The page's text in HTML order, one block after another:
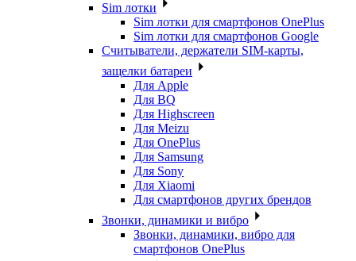
Sim лотки
Sim лотки для смартфонов OnePlus
Sim лотки для смартфонов Google
Считыватели, держатели SIM-карты,
защелки батареи
Для Apple
Для BQ
Для Highscreen
Для Meizu
Для OnePlus
Для Samsung
Для Sony
Для Xiaomi
Для смартфонов других брендов
Звонки, динамики и вибро
Звонки, динамики, вибро для
смартфонов OnePlus